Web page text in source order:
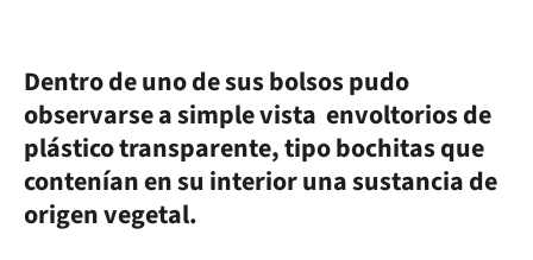
Dentro de uno de sus bolsos pudo
observarse a simple vista envoltorios de
plástico transparente, tipo bochitas que
contenían en su interior una sustancia de
origen vegetal.